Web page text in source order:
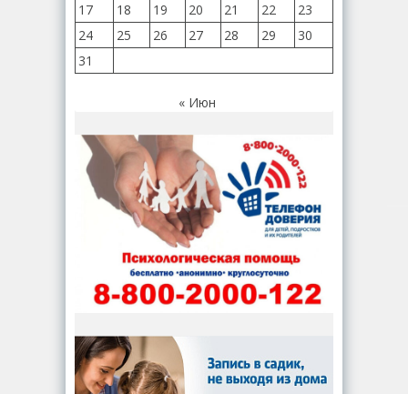
17
18 19 20 21 22
23
24
25 26 27 28 29
30
31
« Июн